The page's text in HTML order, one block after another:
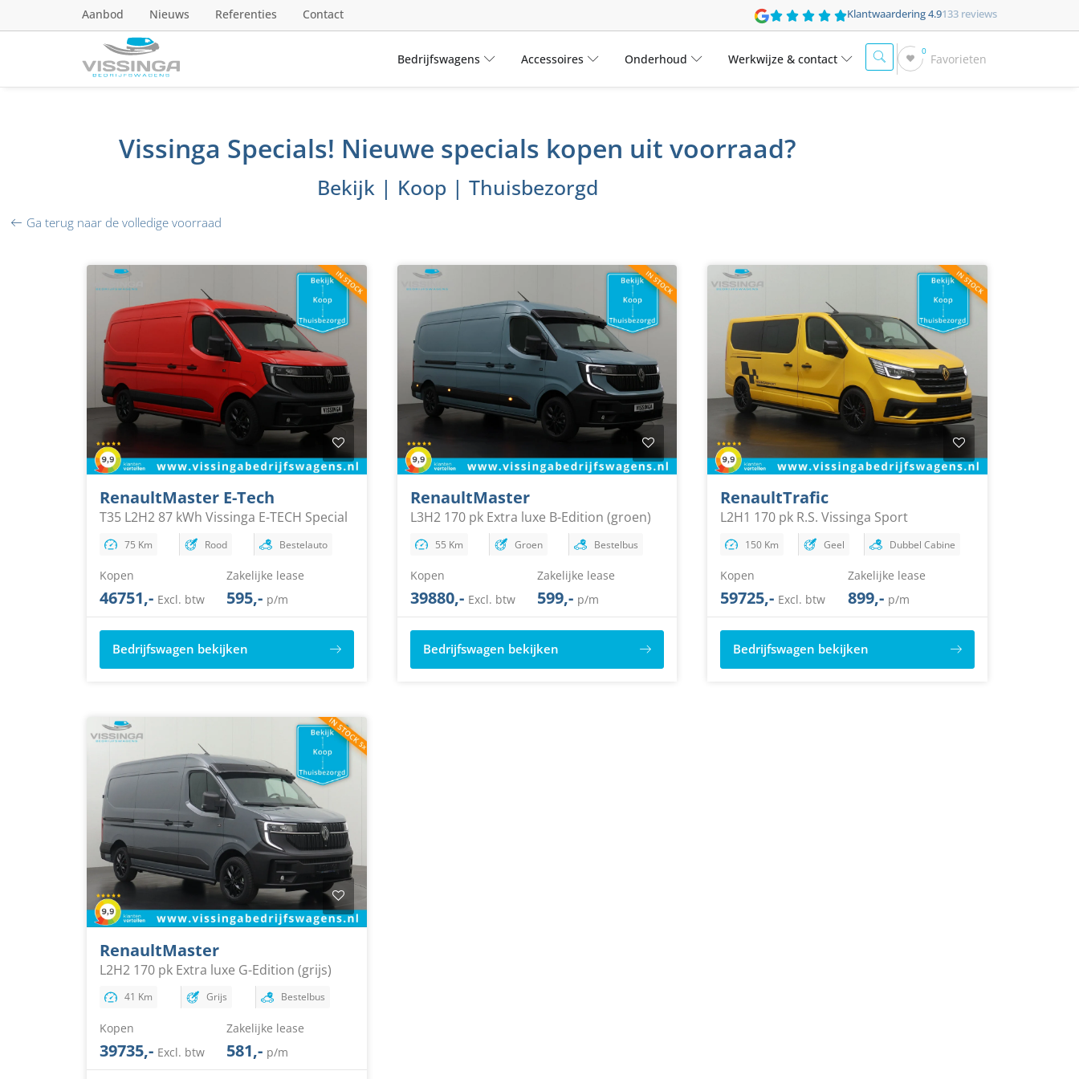
Aanbod Nieuws Referenties Contact Klantwaardering 4.9133 reviews
Bedrijfswagens Accessoires Onderhoud Werkwijze & contact
0
Favorieten
Vissinga Specials! Nieuwe specials kopen uit voorraad?
Bekijk | Koop | Thuisbezorgd
Ga terug naar de volledige voorraad
RenaultMaster E-Tech
T35 L2H2 87 kWh Vissinga E-TECH Special
75 Km Rood Bestelauto
Kopen
46751,- Excl. btw
Zakelijke lease
595,- p/m
Bedrijfswagen bekijken
RenaultMaster
L3H2 170 pk Extra luxe B-Edition (groen)
55 Km Groen Bestelbus
Kopen
39880,- Excl. btw
Zakelijke lease
599,- p/m
Bedrijfswagen bekijken
RenaultTrafic
L2H1 170 pk R.S. Vissinga Sport
150 Km Geel Dubbel Cabine
Kopen
59725,- Excl. btw
Zakelijke lease
899,- p/m
Bedrijfswagen bekijken
RenaultMaster
L2H2 170 pk Extra luxe G-Edition (grijs)
41 Km Grijs Bestelbus
Kopen
39735,- Excl. btw
Zakelijke lease
581,- p/m